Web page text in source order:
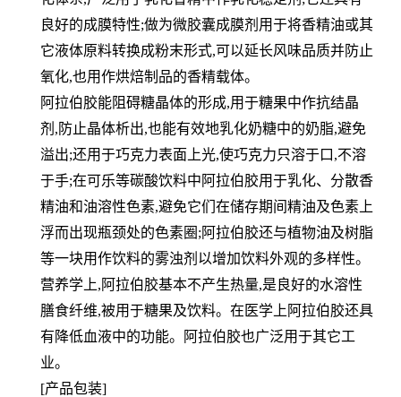
良好的成膜特性;做为微胶囊成膜剂用于将香精油或其
它液体原料转换成粉末形式,可以延长风味品质并防止
氧化,也用作烘焙制品的香精载体。
阿拉伯胶能阻碍糖晶体的形成,用于糖果中作抗结晶
剂,防止晶体析出,也能有效地乳化奶糖中的奶脂,避免
溢出;还用于巧克力表面上光,使巧克力只溶于口,不溶
于手;在可乐等碳酸饮料中阿拉伯胶用于乳化、分散香
精油和油溶性色素,避免它们 在储存期间精油及色素上
浮而出现瓶颈处的色素圈;阿拉伯胶还与植物油及树脂
等一块用作饮料的雾浊剂以增加饮料外观的多样性。
营养学上,阿拉伯胶基本不产生热量,是良好的水溶性
膳食纤维,被用于糖果及饮料。在医学上阿拉伯胶还具
有降低血液中的功能。阿拉伯胶也广泛用于其它工
业。
[产品包装]